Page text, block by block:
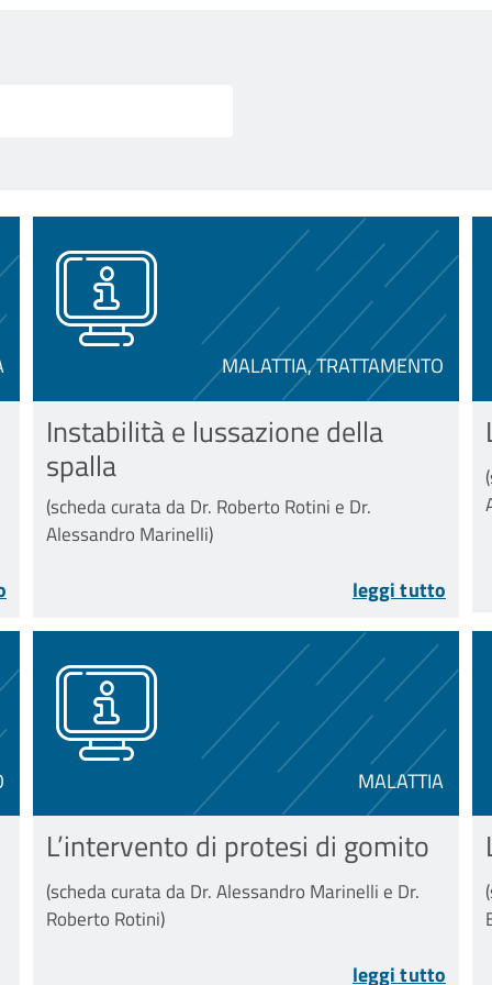
MALATTIA, TRATTAMENTO
Instabilità e lussazione della
spalla
(scheda curata da Dr. Roberto Rotini e Dr.
Alessandro Marinelli)
leggi tutto
MALATTIA
L’intervento di protesi di gomito
(scheda curata da Dr. Alessandro Marinelli e Dr.
Roberto Rotini)
leggi tutto